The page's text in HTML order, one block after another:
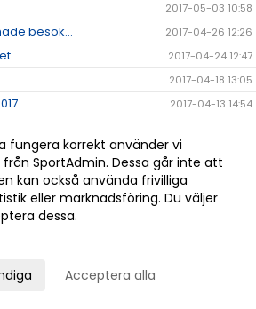
2017-05-03 10:58
besök... 2017-04-26 12:26
2017-04-24 12:47
2017-04-18 13:05
2017-04-13 14:54
2017-04-05 10:51
2017 2017-03-03 11:49
januari 2017-02-02 17:10
för juniorer 6-12 år
fungera korrekt använder vi
SportAdmin. Dessa går inte att
kan också använda frivilliga
eller marknadsföring. Du väljer
dessa.
Acceptera alla